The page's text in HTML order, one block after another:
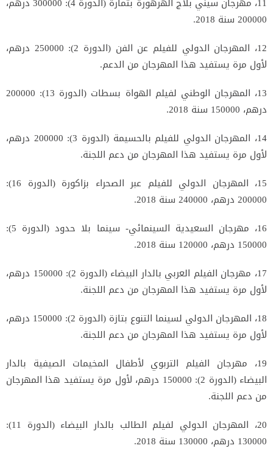
200000 سنة 2018.
12، المهرجان الدولي للفيلم عن الفن (الدورة 2): 250000 درهم،
لأول مرة يستفيد هذا المهرجان من الدعم.
13، المهرجان الوطني لفيلم الهواة بسطات (الدورة 13): 200000
درهم، 150000 سنة 2018.
14، المهرجان الدولي للفيلم بالحسيمة (الدورة 3): 200000 درهم،
لأول مرة يستفيد هذا المهرجان من دعم اللجنة.
15، المهرجان الدولي للفيلم عبر الصحراء بزاكورة (الدورة 16):
200000 درهم، 240000 سنة 2018.
16، مهرجان السعيدية السينمائي- سينما بلا حدود (الدورة 5):
150000 درهم، 120000 سنة 2018.
17، مهرجان الفيلم العربي بالدار البيضاء (الدورة 2): 150000 درهم،
لأول مرة يستفيد هذا المهرجان من دعم اللجنة.
18، المهرجان الدولي لسينما التنوع بتازة (الدورة 2): 150000 درهم،
لأول مرة يستفيد هذا المهرجان من دعم اللجنة.
19، مهرجان الفيلم التربوي لأطفال المخيمات الصيفية بالدار
البيضاء (الدورة 2): 150000 درهم، لأول مرة يستفيد هذا المهرجان
من دعم اللجنة.
20، المهرجان الدولي لفيلم الطالب بالدار البيضاء (الدورة 11):
130000 درهم، 130000 سنة 2018.